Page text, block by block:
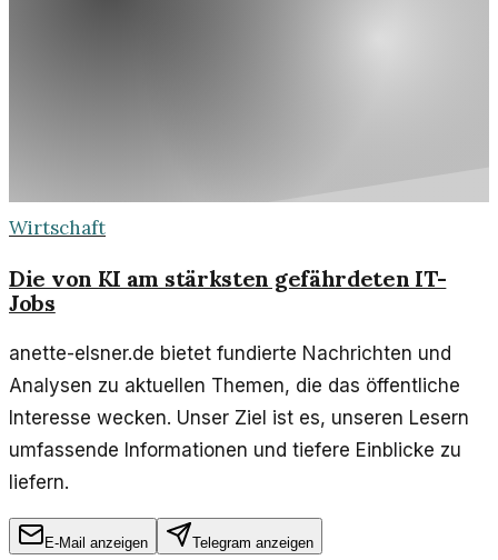
Wirtschaft
Die von KI am stärksten gefährdeten IT-
Jobs
anette-elsner.de bietet fundierte Nachrichten und
Analysen zu aktuellen Themen, die das öffentliche
Interesse wecken. Unser Ziel ist es, unseren Lesern
umfassende Informationen und tiefere Einblicke zu
liefern.
E-Mail anzeigen Telegram anzeigen